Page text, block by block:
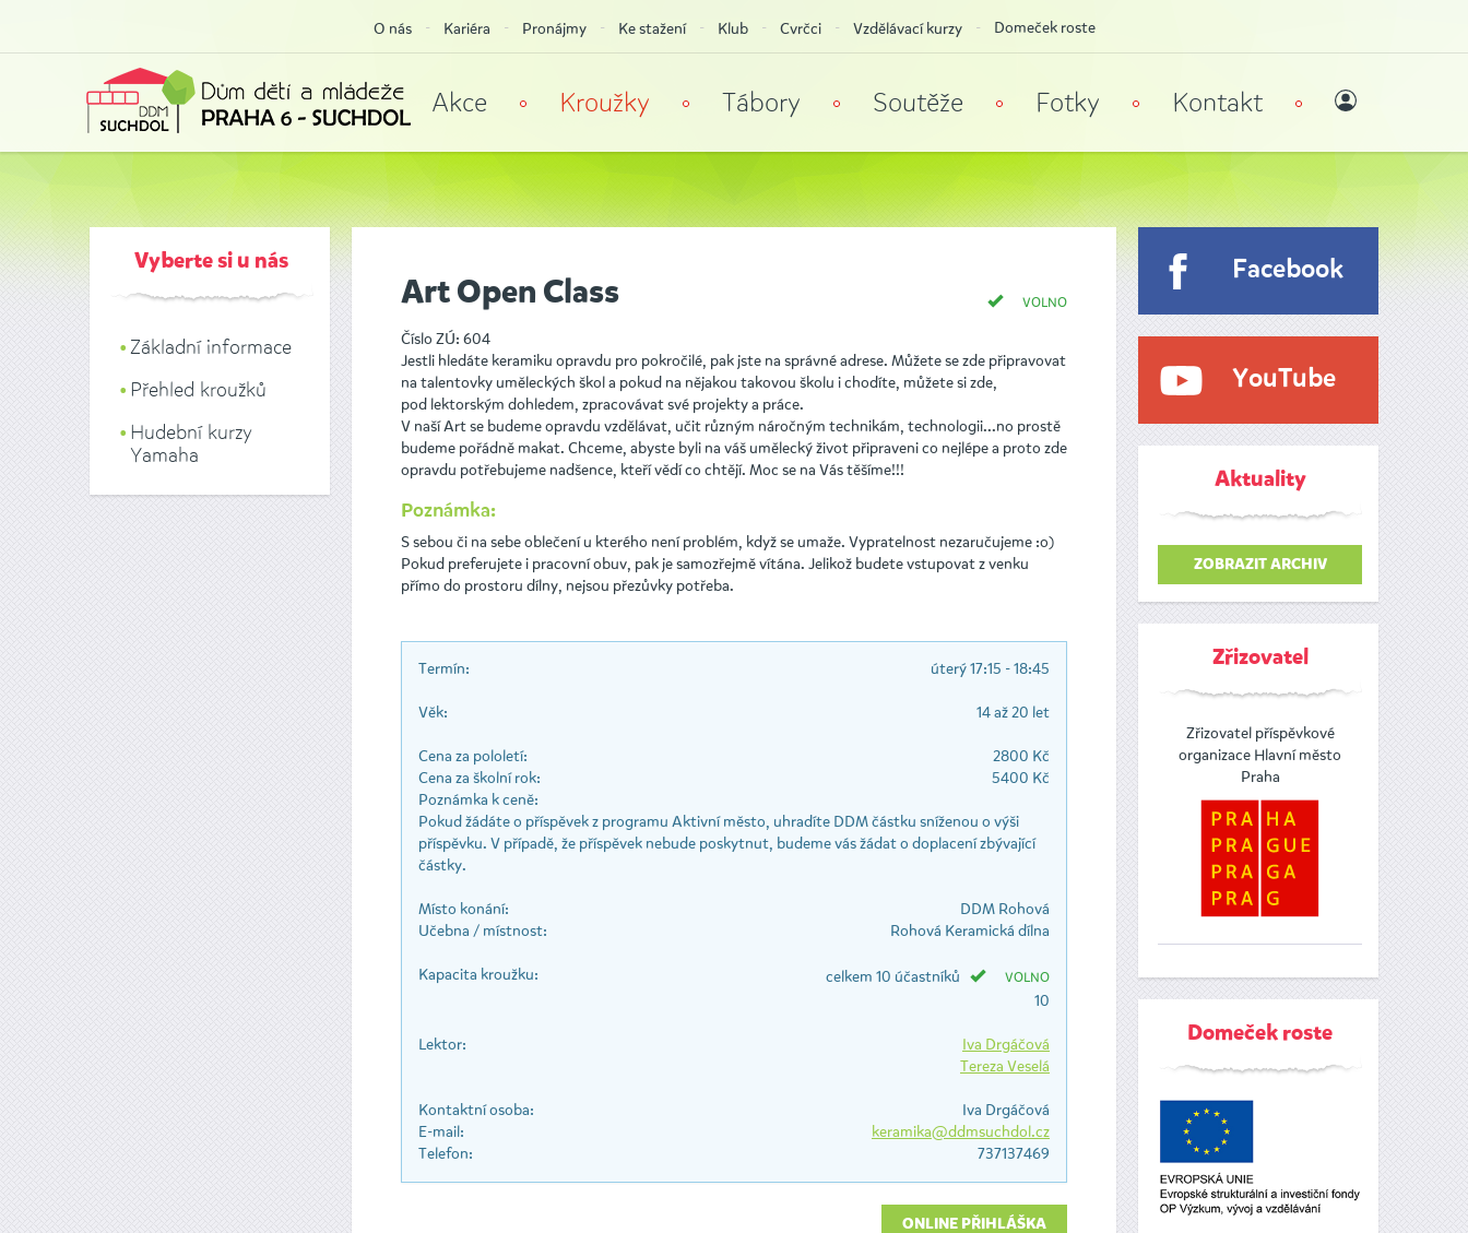
Akce Kroužky Tábory Soutěže Fotky Kontakt
O nás Kariéra Pronájmy Ke stažení Klub Cvrčci Vzdělávací kurzy Domeček roste
Vyberte si u nás
Základní informace
Přehled kroužků
Hudební kurzy
Yamaha
VOLNO
Art Open Class
Číslo ZÚ: 604
Jestli hledáte keramiku opravdu pro pokročilé, pak jste na správné adrese. Můžete se zde připravovat
na talentovky uměleckých škol a pokud na nějakou takovou školu i chodíte, můžete si zde,
pod lektorským dohledem, zpracovávat své projekty a práce.
V naší Art se budeme opravdu vzdělávat, učit různým náročným technikám, technologii...no prostě
budeme pořádně makat. Chceme, abyste byli na váš umělecký život připraveni co nejlépe a proto zde
opravdu potřebujeme nadšence, kteří vědí co chtějí. Moc se na Vás těšíme!!!
Poznámka:
S sebou či na sebe oblečení u kterého není problém, když se umaže. Vypratelnost nezaručujeme :o)
Pokud preferujete i pracovní obuv, pak je samozřejmě vítána. Jelikož budete vstupovat z venku
přímo do prostoru dílny, nejsou přezůvky potřeba.
Termín: úterý 17:15 - 18:45
Věk: 14 až 20 let
Cena za pololetí:
2800 Kč
Cena za školní rok:
5400 Kč
Poznámka k ceně:
Pokud žádáte o příspěvek z programu Aktivní město, uhradíte DDM částku sníženou o výši
příspěvku. V případě, že příspěvek nebude poskytnut, budeme vás žádat o doplacení zbývající
částky.
Místo konání:
DDM Rohová
Učebna / místnost:
Rohová Keramická dílna
Kapacita kroužku: celkem 10 účastníků VOLNO
10
Lektor:
Iva Drgáčová
Tereza Veselá
Kontaktní osoba:
Iva Drgáčová
E-mail:
keramika@ddmsuchdol.cz
Telefon:
737137469
ONLINE PŘIHLÁŠKA
Facebook
YouTube
Aktuality
ZOBRAZIT ARCHIV
Zřizovatel
Zřizovatel příspěvkové
organizace Hlavní město
Praha
Domeček roste